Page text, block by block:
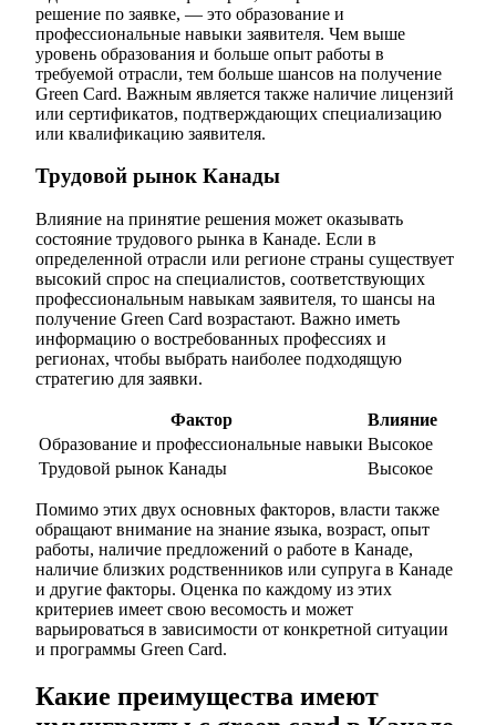
решение по заявке, — это образование и
профессиональные навыки заявителя. Чем выше
уровень образования и больше опыт работы в
требуемой отрасли, тем больше шансов на получение
Green Card. Важным является также наличие лицензий
или сертификатов, подтверждающих специализацию
или квалификацию заявителя.
Трудовой рынок Канады
Влияние на принятие решения может оказывать
состояние трудового рынка в Канаде. Если в
определенной отрасли или регионе страны существует
высокий спрос на специалистов, соответствующих
профессиональным навыкам заявителя, то шансы на
получение Green Card возрастают. Важно иметь
информацию о востребованных профессиях и
регионах, чтобы выбрать наиболее подходящую
стратегию для заявки.
Фактор
Влияние
Образование и профессиональные навыки Высокое
Трудовой рынок Канады
Высокое
Помимо этих двух основных факторов, власти также
обращают внимание на знание языка, возраст, опыт
работы, наличие предложений о работе в Канаде,
наличие близких родственников или супруга в Канаде
и другие факторы. Оценка по каждому из этих
критериев имеет свою весомость и может
варьироваться в зависимости от конкретной ситуации
и программы Green Card.
Какие преимущества имеют